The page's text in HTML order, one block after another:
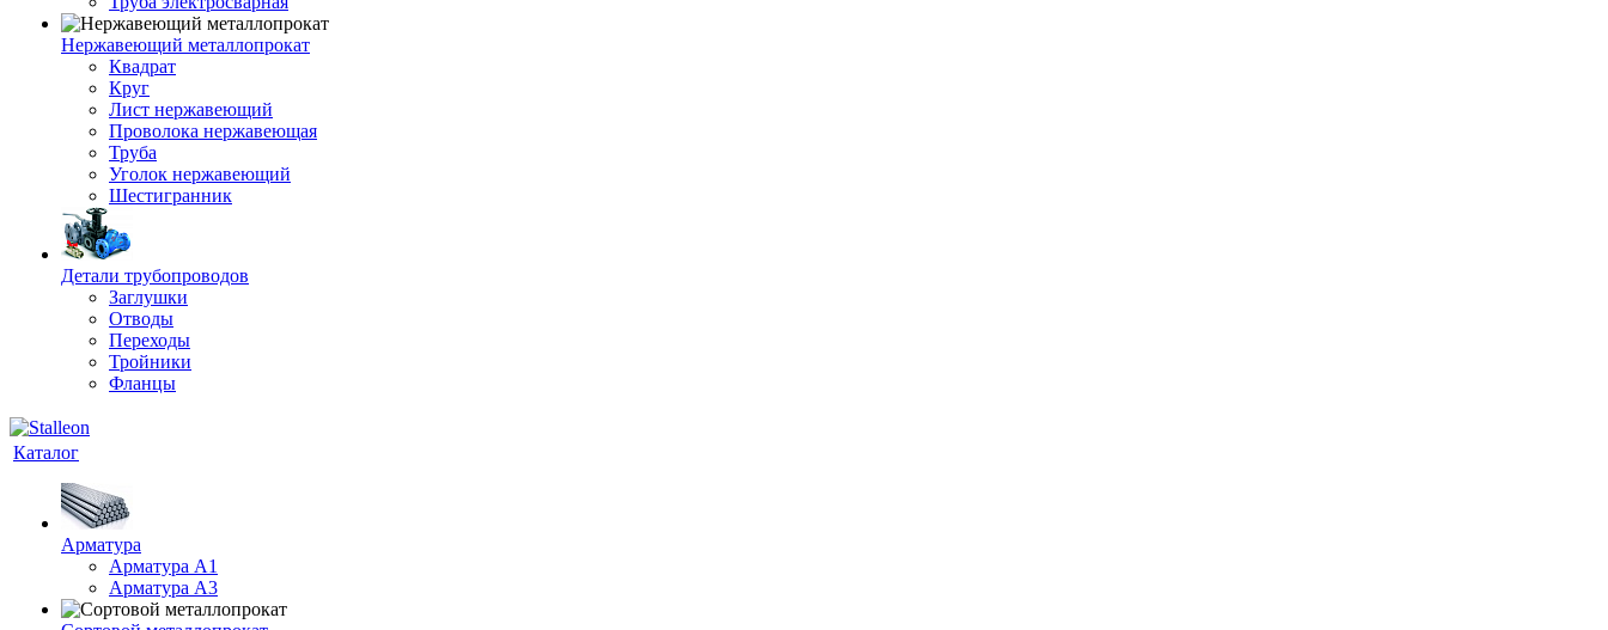
Нержавеющий металлопрокат
Квадрат
Круг
Лист нержавеющий
Проволока нержавеющая
Труба
Уголок нержавеющий
Шестигранник
Детали трубопроводов
Заглушки
Отводы
Переходы
Тройники
Фланцы
Каталог
Арматура
Арматура A1
Арматура А3